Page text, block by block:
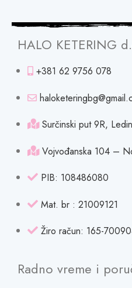
HALO KETERING
+381 62 9756 078
Surčinski put 9R,
Vojvođanska 104 –
PIB: 108486080
Mat. br : 21009121
Žiro račun: 165-
Radno vreme i